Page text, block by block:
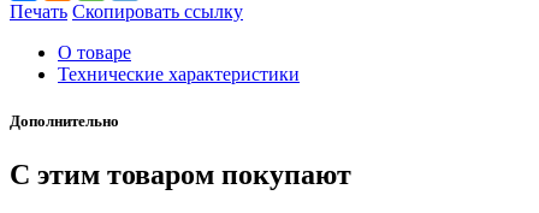
Печать Скопировать ссылку
О товаре
Технические характеристики
Дополнительно
С этим товаром покупают